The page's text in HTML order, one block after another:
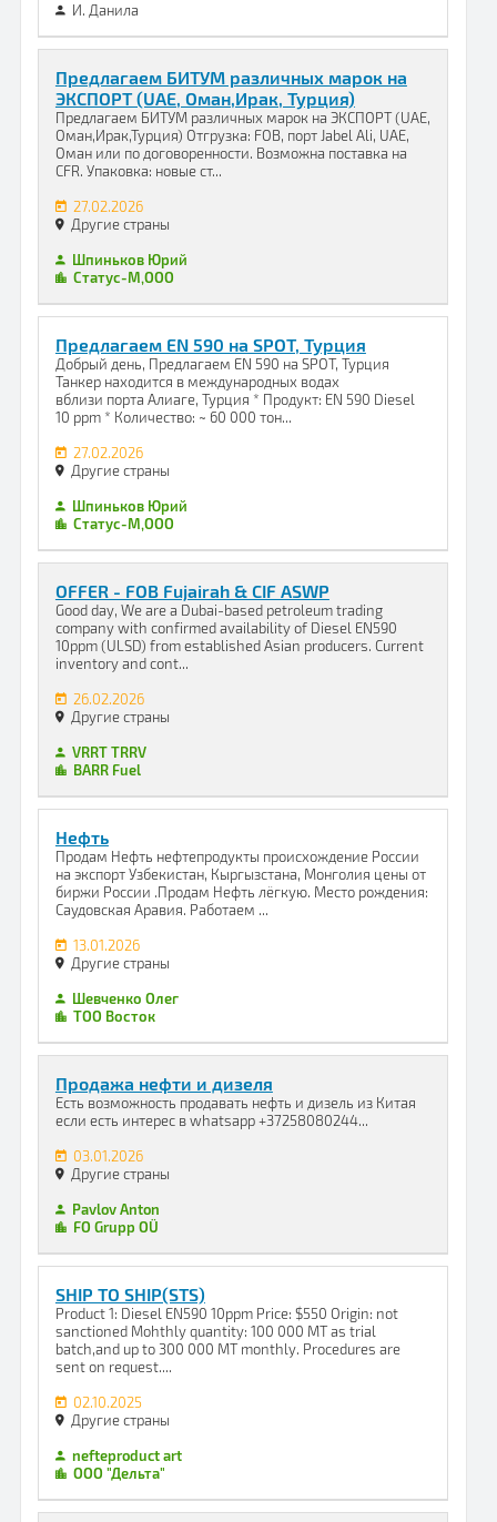
И. Данила
Предлагаем БИТУМ различных марок на
ЭКСПОРТ (UAE, Оман,Ирак, Турция)
Предлагаем БИТУМ различных марок на ЭКСПОРТ (UAE,
Оман,Ирак,Турция) Отгрузка: FOB, порт Jabel Ali, UAE,
Оман или по договоренности. Возможна поставка на
CFR. Упаковка: новые ст...
27.02.2026
Другие страны
Шпиньков Юрий
Статус-М,ООО
Предлагаем EN 590 на SPOT, Турция
Добрый день, Предлагаем EN 590 на SPOT, Турция
Танкер находится в международных водах
вблизи порта Алиаге, Турция * Продукт: EN 590 Diesel
10 ppm * Количество: ~ 60 000 тон...
27.02.2026
Другие страны
Шпиньков Юрий
Статус-М,ООО
OFFER - FOB Fujairah & CIF ASWP
Good day, We are a Dubai-based petroleum trading
company with confirmed availability of Diesel EN590
10ppm (ULSD) from established Asian producers. Current
inventory and cont...
26.02.2026
Другие страны
VRRT TRRV
BARR Fuel
Нефть
Продам Нефть нефтепродукты происхождение России
на экспорт Узбекистан, Кыргызстана, Монголия цены от
биржи России .Продам Нефть лёгкую. Место рождения:
Саудовская Аравия. Работаем ...
13.01.2026
Другие страны
Шевченко Олег
ТОО Восток
Продажа нефти и дизеля
Есть возможность продавать нефть и дизель из Китая
если есть интерес в whatsapp +37258080244...
03.01.2026
Другие страны
Pavlov Anton
FO Grupp OÜ
SHIP TO SHIP(STS)
Product 1: Diesel EN590 10ppm Price: $550 Origin: not
sanctioned Mohthly quantity: 100 000 MT as trial
batch,and up to 300 000 MT monthly. Procedures are
sent on request....
02.10.2025
Другие страны
nefteproduct art
ООО "Дельта"